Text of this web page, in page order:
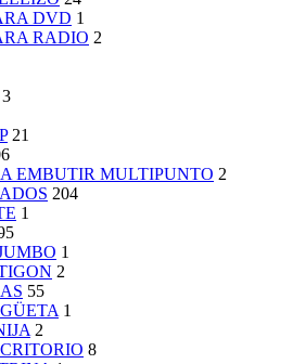
DVD 1
RADIO 2
3
21
EMBUTIR MULTIPUNTO 2
204
1
1
2
55
1
2
8